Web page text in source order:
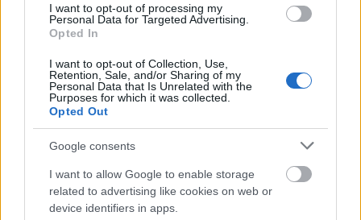
I want to opt-out of processing my
Personal Data for Targeted Advertising.
Opted In
I want to opt-out of Collection, Use,
Retention, Sale, and/or Sharing of my
Personal Data that Is Unrelated with the
Purposes for which it was collected.
Opted Out
Google consents
I want to allow Google to enable storage
related to advertising like cookies on web or
device identifiers in apps.
voltunk, petíciókat írtunk, aktívak voltunk, de mindig
falakba ütköztünk. A rektorhelyettes időnként
megfenyegetett minket, hogy mindenki fegyelmit kap,
senki sem fog diplomázni. Olyan volt az egész, mint egy
befejezetlen Bulgakov-dráma. Vagy valami őrült Kafka-
novella”.
Aztán amikor negyedévesek lettünk, és szétszóródtunk
különböző színházakhoz gyakorlatra, már csak az volt
a cél, hogy valahogy megszerezzük a diplomát,
úgyhogy kussoltunk. Mindig hálás leszek azoknak a
tanároknak, akik ott maradtak, és segítettek nekünk